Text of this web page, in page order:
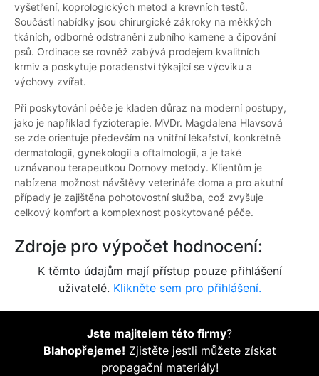
vyšetření, koprologických metod a krevních testů.
Součástí nabídky jsou chirurgické zákroky na měkkých
tkáních, odborné odstranění zubního kamene a čipování
psů. Ordinace se rovněž zabývá prodejem kvalitních
krmiv a poskytuje poradenství týkající se výcviku a
výchovy zvířat.
Při poskytování péče je kladen důraz na moderní postupy,
jako je například fyzioterapie. MVDr. Magdalena Hlavsová
se zde orientuje především na vnitřní lékařství, konkrétně
dermatologii, gynekologii a oftalmologii, a je také
uznávanou terapeutkou Dornovy metody. Klientům je
nabízena možnost návštěvy veterináře doma a pro akutní
případy je zajištěna pohotovostní služba, což zvyšuje
celkový komfort a komplexnost poskytované péče.
Zdroje pro výpočet hodnocení:
K těmto údajům mají přístup pouze přihlášení
uživatelé. Klikněte sem pro přihlášení.
Jste majitelem této firmy?
Blahopřejeme! Zjistěte jestli můžete získat
propagační materiály!